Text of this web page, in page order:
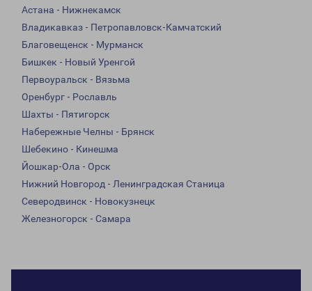
Астана - Нижнекамск
Владикавказ - Петропавловск-Камчатский
Благовещенск - Мурманск
Бишкек - Новый Уренгой
Первоуральск - Вязьма
Оренбург - Рославль
Шахты - Пятигорск
Набережные Челны - Брянск
Шебекино - Кинешма
Йошкар-Ола - Орск
Нижний Новгород - Ленинградская Станица
Северодвинск - Новокузнецк
Железногорск - Самара